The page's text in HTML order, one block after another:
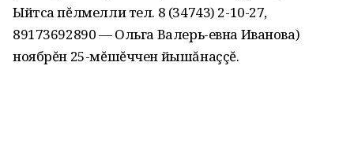
Ыйтса пĕлмелли тел. 8 (34743) 2-10-27,
89173692890 — Ольга Валерь-евна Иванова)
ноябрĕн 25-мĕшĕччен йышăнаççĕ.